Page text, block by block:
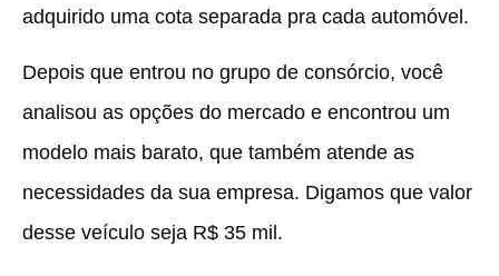
adquirido uma cota separada pra cada automóvel.
Depois que entrou no grupo de consórcio, você
analisou as opções do mercado e encontrou um
modelo mais barato, que também atende as
necessidades da sua empresa. Digamos que valor
desse veículo seja R$ 35 mil.